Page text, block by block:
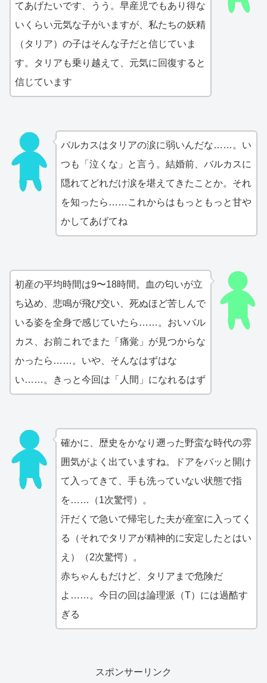
てあげたいです、うう。早産児でもあり得な
いくらい元気な子がいますが、私たちの妖精
（タリア）の子はそんな子だと信じていま
す。タリアも乗り越えて、元気に回復すると
信じています
バルカスはタリアの涙に弱いんだな……。い
つも「泣くな」と言う。結婚前、バルカスに
隠れてどれだけ涙を堪えてきたことか。それ
を知ったら……これからはもっともっと甘や
かしてあげてね
初産の平均時間は9〜18時間。血の匂いが立
ち込め、悲鳴が飛び交い、死ぬほど苦しんで
いる姿を全身で感じていたら……。おいバル
カス、お前これでまた「痛覚」が見つからな
かったら……。いや、そんなはずはな
い……。きっと今回は「人間」になれるはず
確かに、歴史をかなり遡った野蛮な時代の雰
囲気がよく出ていますね。ドアをバッと開け
て入ってきて、手も洗っていない状態で指
を……（1次驚愕）。
汗だくで急いで帰宅した夫が産室に入ってく
る（それでタリアが精神的に安定したとはい
え）（2次驚愕）。
赤ちゃんもだけど、タリアまで危険だ
よ……。今日の回は論理派（T）には過酷す
ぎる
スポンサーリンク